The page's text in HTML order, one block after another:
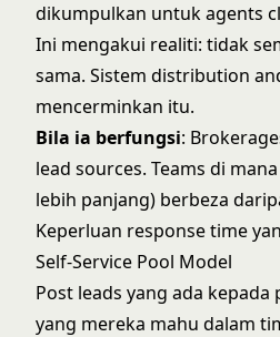
dikumpulkan untuk agents
Ini mengakui realiti: tidak
sama. Sistem distribution
mencerminkan itu.
Bila ia berfungsi:
lead sources. Teams di
lebih panjang) berbeza
Keperluan response time
Self-Service Pool Model
Post leads yang ada kepada
yang mereka mahu dalam